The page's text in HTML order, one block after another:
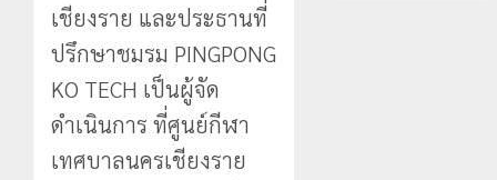
เชียงราย และประธานที่
ปรึกษาชมรม PINGPONG
KO TECH เป็นผู้จัด
ดำเนินการ ที่ศูนย์กีฬา
เทศบาลนครเชียงราย